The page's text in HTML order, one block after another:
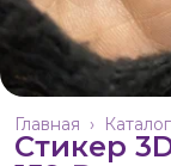
Главная ›
Стикер